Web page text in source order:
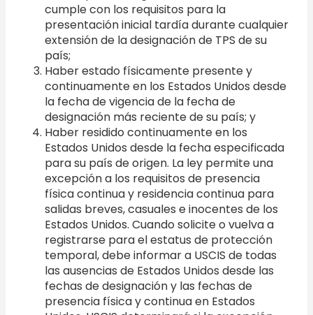
cumple con los requisitos para la
presentación inicial tardía durante cualquier
extensión de la designación de TPS de su
país;
Haber estado físicamente presente y
continuamente en los Estados Unidos desde
la fecha de vigencia de la fecha de
designación más reciente de su país; y
Haber residido continuamente en los
Estados Unidos desde la fecha especificada
para su país de origen. La ley permite una
excepción a los requisitos de presencia
física continua y residencia continua para
salidas breves, casuales e inocentes de los
Estados Unidos. Cuando solicite o vuelva a
registrarse para el estatus de protección
temporal, debe informar a USCIS de todas
las ausencias de Estados Unidos desde las
fechas de designación y las fechas de
presencia física y continua en Estados